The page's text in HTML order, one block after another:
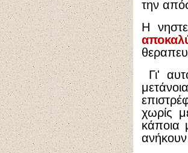
την
Η
Γι'
χωρίς
κάποια
ανήκουν